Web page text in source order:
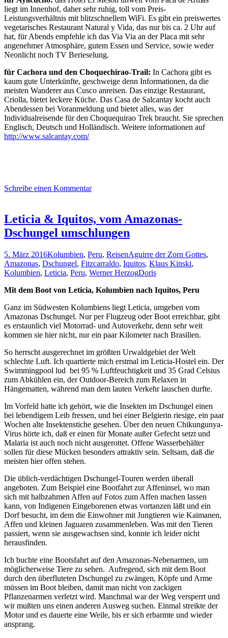
liegt im Innenhof, daher sehr ruhig, toll vom Preis-
Leistungsverhältnis mit blitzschnellem WiFi. Es gibt ein preiswertes
vegetarisches Restaurant Natural y Vida, das nur bis ca. 2 Uhr auf
hat, für Abends empfehle ich das Via Via an der Placa mit sehr
angenehmer Atmosphäre, gutem Essen und Service, sowie weder
Neonlicht noch TV Berieselung.
für Cachora und den Choquechirao-Trail: In Cachora gibt es
kaum gute Unterkünfte, geschweige denn Informationen, da die
meisten Wanderer aus Cusco anreisen. Das einzige Restaurant,
Criolla, bietet leckere Küche. Das Casa de Salcantay kocht auch
Abendessen bei Voranmeldung und bietet alles, was der
Individualreisende für den Choquequirao Trek braucht. Sie sprechen
Englisch, Deutsch und Holländisch. Weitere informationen auf
http://www.salcantay.com/
Schreibe einen Kommentar
Leticia & Iquitos, vom Amazonas-
Dschungel umschlungen
5. März 2016Kolumbien, Peru, ReisenAguirre der Zorn Gottes,
Amazonas, Dschungel, Fitzcarraldo, Iquitos, Klaus Kinski,
Kolumbien, Leticia, Peru, Werner HerzogDoris
Mit dem Boot von Leticia, Kolumbien nach Iquitos, Peru
Ganz im Südwesten Kolumbiens liegt Leticia, umgeben vom
Amazonas Dschungel. Nur per Flugzeug oder Boot erreichbar, gibt
es erstaunlich viel Motorrad- und Autoverkehr, denn sehr weit
kommen sie hier nicht, nur ein paar Kilometer nach Brasilien.
So herrscht ausgerechnet im größten Urwaldgebiet der Welt
schlechte Luft. Ich quartierte mich erstmal im Leticia-Hostel ein. Der
Swimmingpool lud bei 95 % Luftfeuchtigkeit und 35 Grad Celsius
zum Abkühlen ein, der Outdoor-Bereich zum Relaxen in
Hängematten, während man dem lauten Verkehr lauschen durfte.
Im Vorfeld hatte ich gehört, wie die Insekten im Dschungel einen
bei lebendigem Leib fressen, und bei einer Belgierin riesige, ein paar
Wochen alte Insektenstiche gesehen. Über den neuen Chikungunya-
Virus hörte ich, daß er einen für Monate außer Gefecht setzt und
Malaria ist auch noch nicht ausgerottet. Offene Wasserbehälter
sollen für diese Mücken besonders attraktiv sein. Seltsam, daß die
meisten hier offen stehen.
Die üblich-verdächtigen Dschungel-Touren werden überall
angeboten. Zum Beispiel eine Bootfahrt zur Affeninsel, wo man
sich mit halbzahmen Affen auf Fotos zum Affen machen lassen
kann, von Indigenen Eingeborenen etwas vortanzen läßt und ein
Dorf besucht, im dem die Einwohner mit Jungtieren wie Kaimanen,
Affen und kleinen Jaguaren zusammenleben. Was mit den Tieren
passiert, wenn sie ausgewachsen sind, konnte ich leider nicht
herausfinden.
Ich buchte eine Bootsfahrt auf den Amazonas-Nebenarmen, um
möglicherweise Tiere zu sehen. Aufregend, sich mit dem Boot
durch den überfluteten Dschungel zu zwängen, Köpfe und Arme
müssen im Boot bleiben, damit man nicht von zackigen
Pflanzenarmen verletzt wird. Manchmal war der Weg versperrt und
wir mußten uns einen anderen Ausweg suchen. Einmal streikte der
Motor und es dauerte eine Weile, bis er sich erbarmte und wieder
ansprang.